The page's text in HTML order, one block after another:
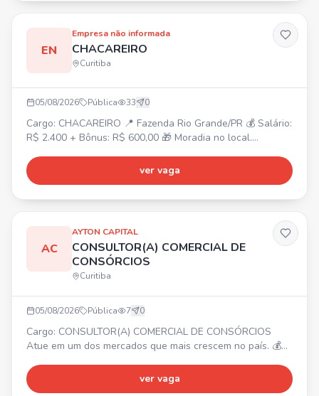
EN
Empresa não informada
CHACAREIRO
Curitiba
05/08/2026 Pública 33 0
Cargo: CHACAREIRO 📍 Fazenda Rio Grande/PR 💰 Salário:
R$ 2.400 + Bônus: R$ 600,00 🎁 Moradia no local.
de grama, jardim, horta, pomar, limpeza e pequenos
reparos. Requisitos: Experiência como chacareiro/caseiro,
ver vaga
AC
AYTON CAPITAL
CONSULTOR(A) COMERCIAL DE
CONSÓRCIOS
Curitiba
05/08/2026 Pública 7 0
Cargo: CONSULTOR(A) COMERCIAL DE CONSÓRCIOS
Atue em um dos mercados que mais crescem no país. 💰
comissionado sem teto de ganhos. ✨ Para início imediato.
🧑‍💻 Treinamento completo, suporte e ferramentas. 📈
ver vaga